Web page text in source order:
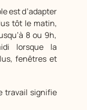
est d’adapter
tôt le matin,
8 ou 9h,
lorsque la
fenêtres et
travail signifie